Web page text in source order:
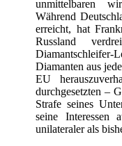
unmittelbaren
Während
erreicht, hat
Russland
Diamanten aus
EU
durchgesetzten –
Strafe seines
seine Interessen
unilateraler als